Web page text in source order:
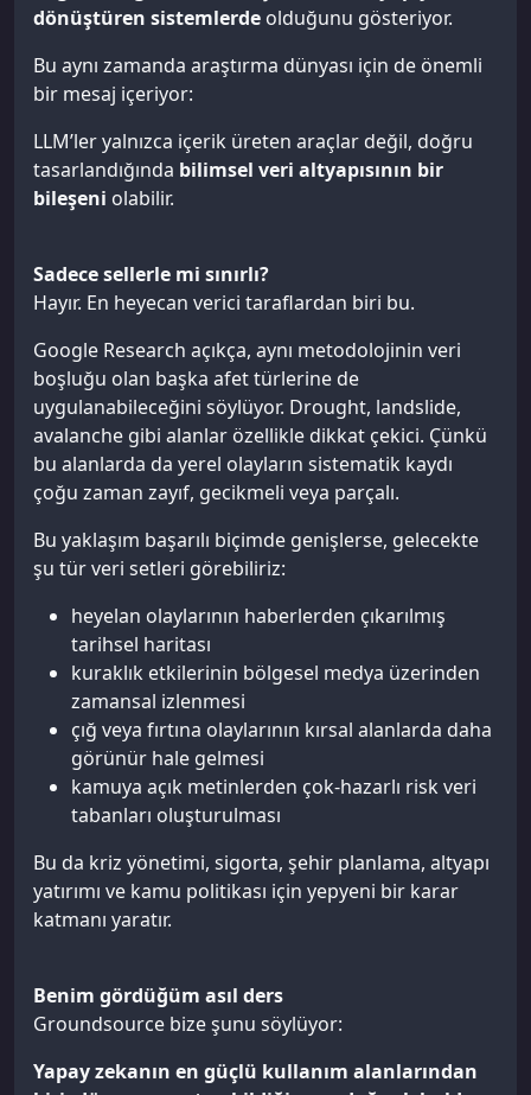
dönüştüren sistemlerde olduğunu gösteriyor.
Bu aynı zamanda araştırma dünyası için de önemli
bir mesaj içeriyor:
LLM’ler yalnızca içerik üreten araçlar değil, doğru
tasarlandığında bilimsel veri altyapısının bir
bileşeni olabilir.
Sadece sellerle mi sınırlı?
Hayır. En heyecan verici taraflardan biri bu.
Google Research açıkça, aynı metodolojinin veri
boşluğu olan başka afet türlerine de
uygulanabileceğini söylüyor. Drought, landslide,
avalanche gibi alanlar özellikle dikkat çekici. Çünkü
bu alanlarda da yerel olayların sistematik kaydı
çoğu zaman zayıf, gecikmeli veya parçalı.
Bu yaklaşım başarılı biçimde genişlerse, gelecekte
şu tür veri setleri görebiliriz:
heyelan olaylarının haberlerden çıkarılmış
tarihsel haritası
kuraklık etkilerinin bölgesel medya üzerinden
zamansal izlenmesi
çığ veya fırtına olaylarının kırsal alanlarda daha
görünür hale gelmesi
kamuya açık metinlerden çok-hazarlı risk veri
tabanları oluşturulması
Bu da kriz yönetimi, sigorta, şehir planlama, altyapı
yatırımı ve kamu politikası için yepyeni bir karar
katmanı yaratır.
Benim gördüğüm asıl ders
Groundsource bize şunu söylüyor:
Yapay zekanın en güçlü kullanım alanlarından